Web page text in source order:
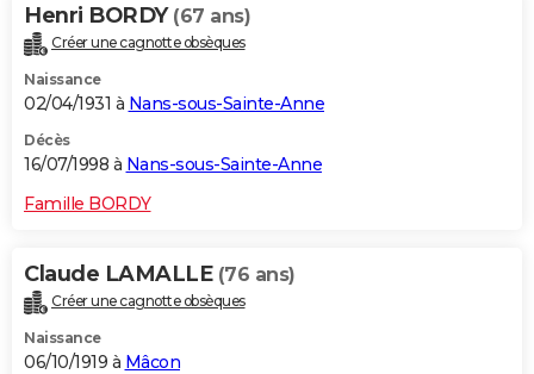
Henri BORDY (67 ans)
Créer une cagnotte obsèques
Naissance
02/04/1931 à Nans-sous-Sainte-Anne
Décès
16/07/1998 à Nans-sous-Sainte-Anne
Famille BORDY
Claude LAMALLE (76 ans)
Créer une cagnotte obsèques
Naissance
06/10/1919 à Mâcon